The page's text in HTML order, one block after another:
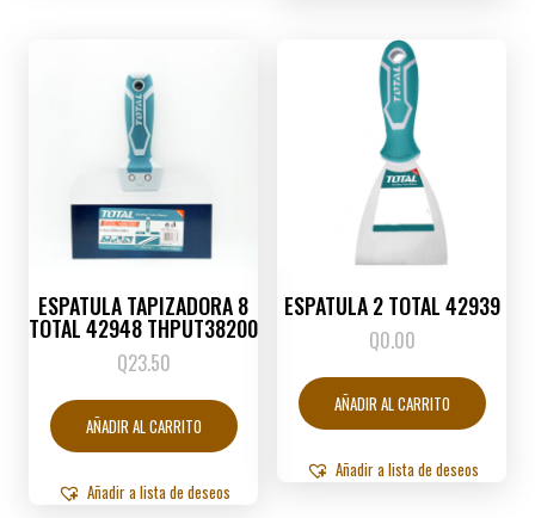
ESPATULA TAPIZADORA 8
TOTAL 42948 THPUT38200
Q23.50
AÑADIR AL CARRITO
Añadir a lista de deseos
ESPATULA 2 TOTAL 42939
Q0.00
AÑADIR AL CARRITO
Añadir a lista de deseos